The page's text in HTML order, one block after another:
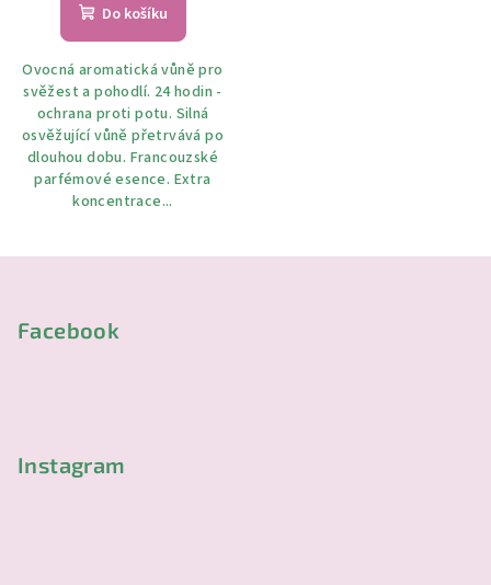
Do košíku
Ovocná aromatická vůně pro
svěžest a pohodlí. 24 hodin -
ochrana proti potu. Silná
osvěžující vůně přetrvává po
dlouhou dobu. Francouzské
parfémové esence. Extra
koncentrace...
Facebook
Instagram